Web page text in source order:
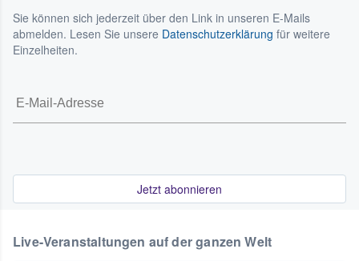
Sie können sich jederzeit über den Link in unseren E-Mails
abmelden. Lesen Sie unsere Datenschutzerklärung für weitere
Einzelheiten.
Jetzt abonnieren
Live-Veranstaltungen auf der ganzen Welt